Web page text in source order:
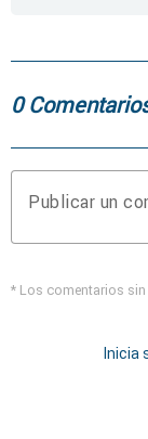
0
Publicar un
* Los comentarios sin
Inicia